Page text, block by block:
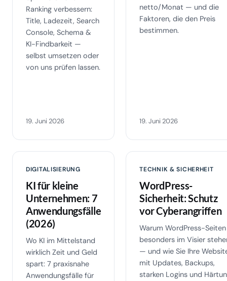
Ranking verbessern:
Title, Ladezeit, Search
Console, Schema &
KI-Findbarkeit —
selbst umsetzen oder
von uns prüfen lassen.
19. Juni 2026
netto/Monat — und die
Faktoren, die den Preis
bestimmen.
19. Juni 2026
DIGITALISIERUNG
KI für kleine
Unternehmen: 7
Anwendungsfälle
(2026)
Wo KI im Mittelstand
wirklich Zeit und Geld
spart: 7 praxisnahe
Anwendungsfälle für
TECHNIK & SICHERHEIT
WordPress-
Sicherheit: Schutz
vor Cyberangriffen
Warum WordPress-Seiten
besonders im Visier
— und wie Sie Ihre
mit Updates, Backups,
starken Logins und